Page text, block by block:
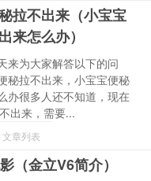
拉不出来（小宝宝
来怎么办）
来为大家解答以下的问
秘拉不出来，小宝宝便秘
办很多人还不知道，现在
出来，需要...
文章列表
（金立V6简介）